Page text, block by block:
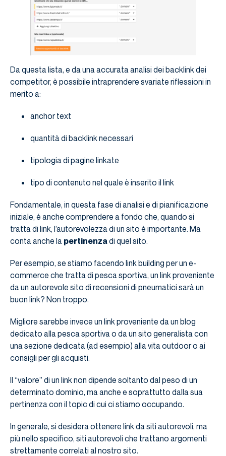
Da questa lista, e da una accurata analisi dei backlink dei
competitor, è possibile intraprendere svariate riflessioni in
merito a:
anchor text
quantità di backlink necessari
tipologia di pagine linkate
tipo di contenuto nel quale è inserito il link
Fondamentale, in questa fase di analisi e di pianificazione
iniziale, è anche comprendere a fondo che, quando si
tratta di link, l’autorevolezza di un sito è importante. Ma
conta anche la pertinenza di quel sito.
Per esempio, se stiamo facendo link building per un e-
commerce che tratta di pesca sportiva, un link proveniente
da un autorevole sito di recensioni di pneumatici sarà un
buon link? Non troppo.
Migliore sarebbe invece un link proveniente da un blog
dedicato alla pesca sportiva o da un sito generalista con
una sezione dedicata (ad esempio) alla vita outdoor o ai
consigli per gli acquisti.
Il “valore” di un link non dipende soltanto dal peso di un
determinato dominio, ma anche e soprattutto dalla sua
pertinenza con il topic di cui ci stiamo occupando.
In generale, si desidera ottenere link da siti autorevoli, ma
più nello specifico, siti autorevoli che trattano argomenti
strettamente correlati al nostro sito.